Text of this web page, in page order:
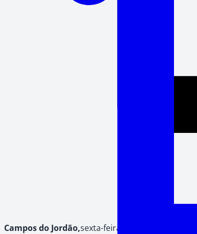
Campos do Jordão,sexta-feira, 7 de agosto de 2026